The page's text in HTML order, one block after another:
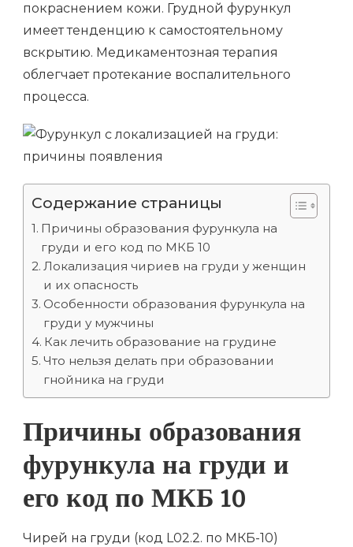
покраснением кожи. Грудной фурункул
имеет тенденцию к самостоятельному
вскрытию. Медикаментозная терапия
облегчает протекание воспалительного
процесса.
Содержание страницы
Причины образования фурункула на
груди и его код по МКБ 10
Локализация чириев на груди у женщин
и их опасность
Особенности образования фурункула на
груди у мужчины
Как лечить образование на грудине
Что нельзя делать при образовании
гнойника на груди
Причины образования
фурункула на груди и
его код по МКБ 10
Чирей на груди (код L02.2. по МКБ-10)